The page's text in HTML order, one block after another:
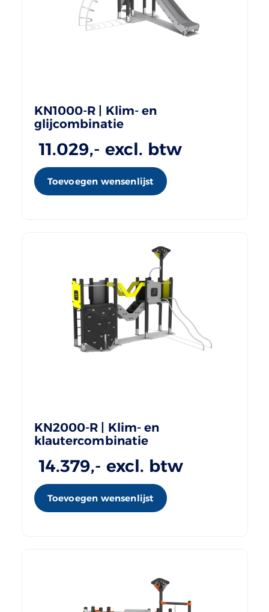
KN1000-R | Klim- en
glijcombinatie
11.029,- excl. btw
Toevoegen wensenlijst
KN2000-R | Klim- en
klautercombinatie
14.379,- excl. btw
Toevoegen wensenlijst